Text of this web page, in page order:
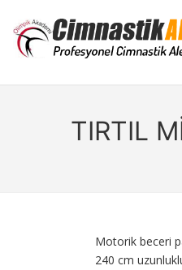
TIRTIL
Motorik beceri
240 cm